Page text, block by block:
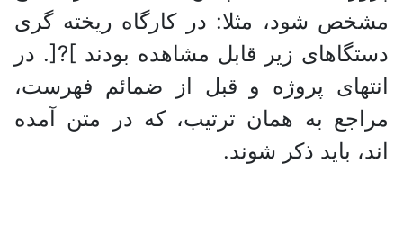
مشخص شود، مثلا: در کارگاه ریخته گری
دستگا‌های زیر قابل مشاهده بودند ]?[. در
انتهای پروژه و قبل از ضمائم فهرست،
مراجع به همان ترتیب، که در متن آمده
اند، باید ذکر شوند.